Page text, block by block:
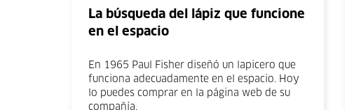
La búsqueda del lápiz que funcione
en el espacio
En 1965 Paul Fisher diseñó un lapicero que
funciona adecuadamente en el espacio. Hoy
lo puedes comprar en la página web de su
compañía.